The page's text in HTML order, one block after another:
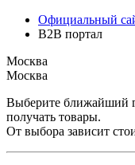
Официальный
B2B портал
Москва
Москва
Выберите ближайший
получать товары.
От выбора зависит